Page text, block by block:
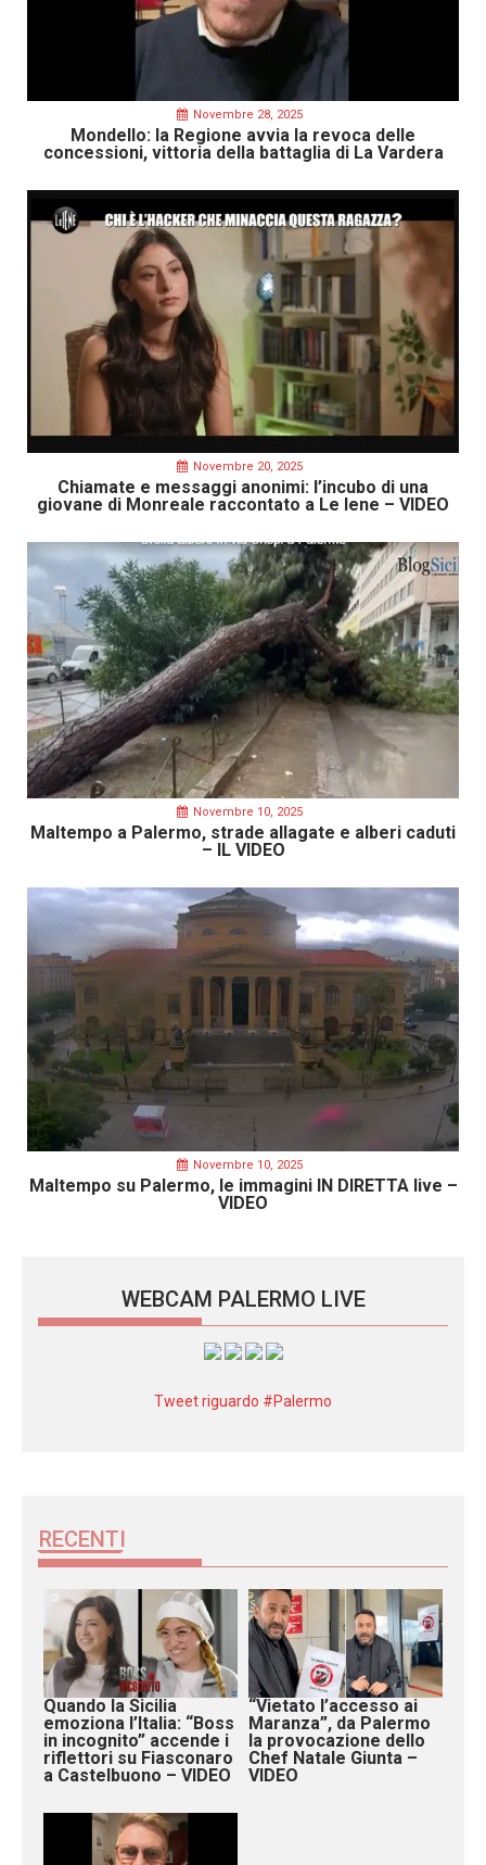
Novembre 28, 2025
Mondello: la Regione avvia la revoca delle
concessioni, vittoria della battaglia di La Vardera
Novembre 20, 2025
Chiamate e messaggi anonimi: l’incubo di una
giovane di Monreale raccontato a Le Iene – VIDEO
Novembre 10, 2025
Maltempo a Palermo, strade allagate e alberi caduti
– IL VIDEO
Novembre 10, 2025
Maltempo su Palermo, le immagini IN DIRETTA live –
VIDEO
WEBCAM PALERMO LIVE
Tweet riguardo #Palermo
RECENTI
Quando la Sicilia
emoziona l’Italia: “Boss
in incognito” accende i
riflettori su Fiasconaro
a Castelbuono – VIDEO
“Vietato l’accesso ai
Maranza”, da Palermo
la provocazione dello
Chef Natale Giunta –
VIDEO